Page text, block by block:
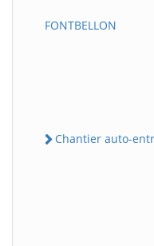
FONTBELLON
Chantier auto-